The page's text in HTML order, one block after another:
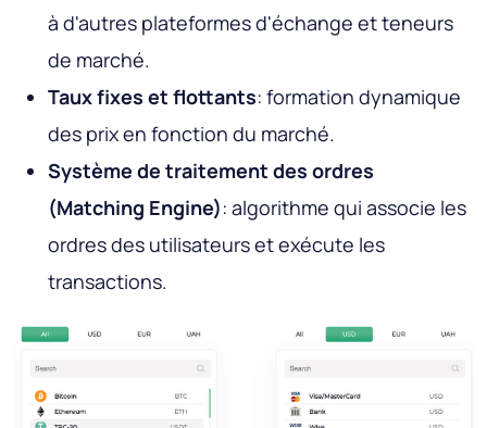
à d'autres plateformes d'échange et teneurs
de marché.
Taux fixes et flottants: formation dynamique
des prix en fonction du marché.
Système de traitement des ordres
(Matching Engine): algorithme qui associe les
ordres des utilisateurs et exécute les
transactions.